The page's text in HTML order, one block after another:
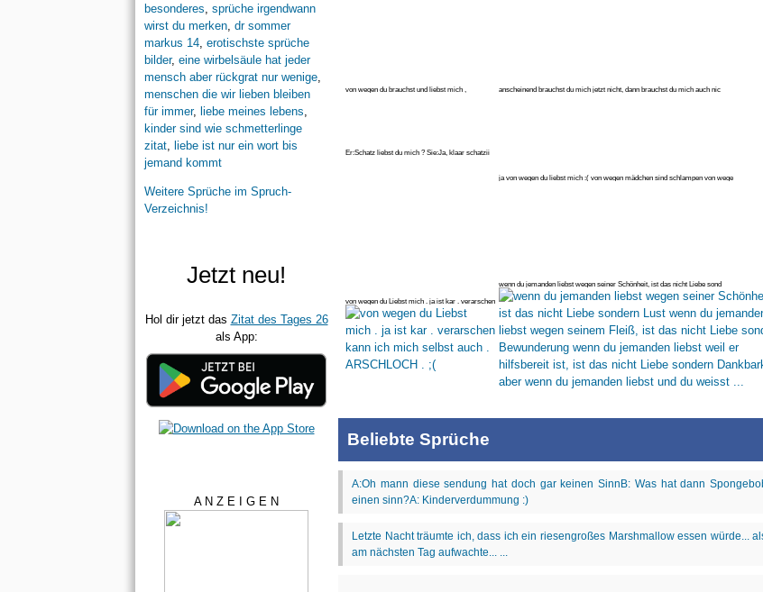
besonderes, sprüche irgendwann
wirst du merken, dr sommer
markus 14, erotischste sprüche
bilder, eine wirbelsäule hat jeder
mensch aber rückgrat nur wenige,
menschen die wir lieben bleiben
für immer, liebe meines lebens,
kinder sind wie schmetterlinge
zitat, liebe ist nur ein wort bis
jemand kommt
Weitere Sprüche im Spruch-
Verzeichnis!
Jetzt neu!
Hol dir jetzt das Zitat des Tages 26
als App:
A N Z E I G E N
von wegen du brauchst und liebst mich ,
anscheinend brauchst du mich jetzt nicht, dann brauchst du mich auch nic
Er:Schatz liebst du mich ? Sie:Ja, klaar schatzii
ja von wegen du liebst mich :( von wegen mädchen sind schlampen von wege
von wegen du Liebst mich . ja ist kar . verarschen
kann ich mich selbst
wenn du jemanden liebst wegen seiner Schönheit, ist das nicht Liebe sond
Beliebte Sprüche